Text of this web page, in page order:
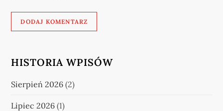
HISTORIA WPISÓW
Sierpień 2026 (2)
Lipiec 2026 (1)